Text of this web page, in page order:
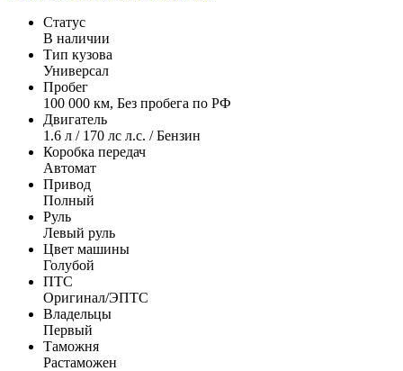
Статус
В наличии
Тип кузова
Универсал
Пробег
100 000 км, Без пробега по РФ
Двигатель
1.6 л / 170 лс л.с. / Бензин
Коробка передач
Автомат
Привод
Полный
Руль
Левый руль
Цвет машины
Голубой
ПТС
Оригинал/ЭПТС
Владельцы
Первый
Таможня
Растаможен